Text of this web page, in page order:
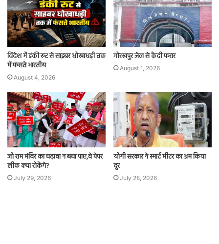
विदेश में डंकी रूट से साइबर धोखाधड़ी तक
में फंसते भारतीय
August 4, 2026
गोरखपुर जेल से कैदी फरार
August 1, 2026
जो राम मंदिर का चढ़ावा न बचा पाए,वे पेपर
लीक क्या रोकेंगे?
July 29, 2026
योगी सरकार ने स्मार्ट मीटर का भ्रम किया
दूर
July 28, 2026